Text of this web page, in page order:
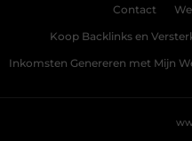
Contact
Koop Backlinks en
Inkomsten Genereren met Mijn